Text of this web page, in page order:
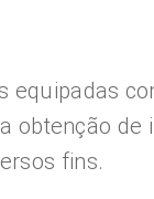
equipadas
obtenção
fins.